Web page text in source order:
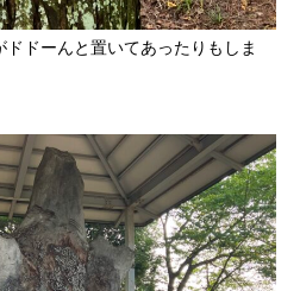
ドーんと置いてあったりもしま